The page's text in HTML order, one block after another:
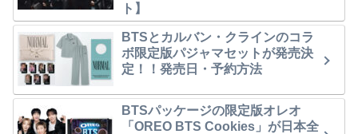
ト】
BTSとカルバン・クラインのコラ
ボ限定版パジャマセットが発売決
定！！発売日・予約方法
BTSパッケージの限定版オレオ
「OREO BTS Cookies」が日本全